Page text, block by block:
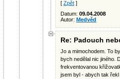
[ Zpět ]
Datum: 09.04.2008
Autor: Medvěd
Re: Padouch
Jo a mimochodem. To
bych nedělal nic jiného.
frekventovanou
jsem byl - abych tak